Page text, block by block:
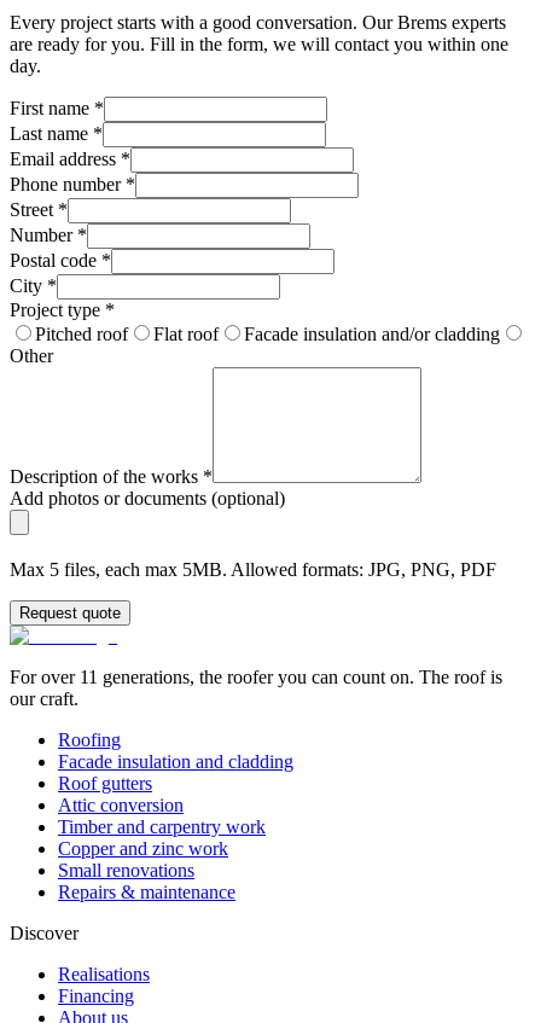
Every project starts with a good conversation. Our Brems experts
are ready for you. Fill in the form, we will contact you within one
day.
First name *
Last name *
Email address *
Phone number *
Street *
Number *
Postal code *
City *
Project type *
Pitched roof
Flat roof
Facade insulation and/or cladding
Other
Description of the works *
Add photos or documents (optional)
Max 5 files, each max 5MB. Allowed formats: JPG, PNG, PDF
Request quote
For over 11 generations, the roofer you can count on. The roof is
our craft.
Roofing
Facade insulation and cladding
Roof gutters
Attic conversion
Timber and carpentry work
Copper and zinc work
Small renovations
Repairs & maintenance
Discover
Realisations
Financing
About us